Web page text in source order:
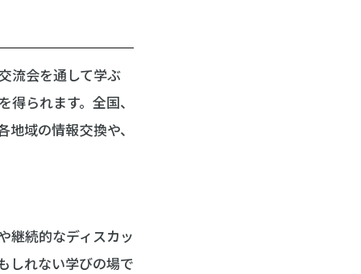
流会を通して学ぶ
られます。全国、
域の情報交換や、
継続的なディスカッ
しれない学びの場で